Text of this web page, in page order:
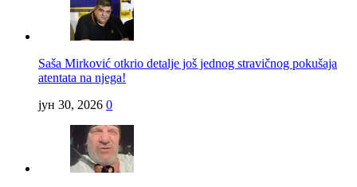
Saša Mirković otkrio detalje još jednog stravičnog pokušaja
atentata na njega!
јун 30, 2026 0